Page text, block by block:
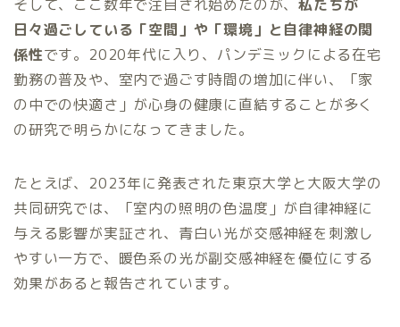
そして、ここ数年で注目され始めたのが、私たちが
日々過ごしている「空間」や「環境」と自律神経の関
係性です。2020年代に入り、パンデミックによる在宅
勤務の普及や、室内で過ごす時間の増加に伴い、「家
の中での快適さ」が心身の健康に直結することが多く
の研究で明らかになってきました。
たとえば、2023年に発表された東京大学と大阪大学の
共同研究では、「室内の照明の色温度」が自律神経に
与える影響が実証され、青白い光が交感神経を刺激し
やすい一方で、暖色系の光が副交感神経を優位にする
効果があると報告されています。